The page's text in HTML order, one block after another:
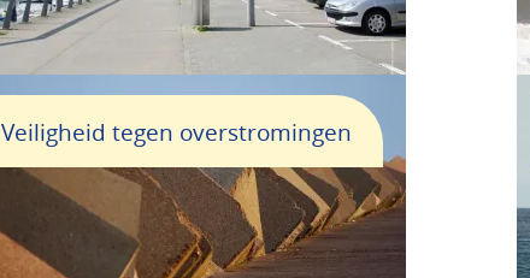
Veiligheid tegen overstromingen